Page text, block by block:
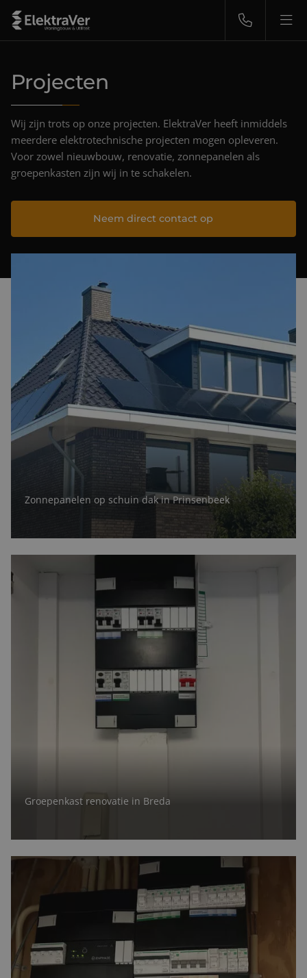
Nieuwbouw
Renovatie
Groepenkasten
Nieuws & blog
Contact
Projecten
Wij zijn trots op onze projecten. ElektraVer heeft inmiddels
meerdere elektrotechnische projecten mogen opleveren.
Voor zowel nieuwbouw, renovatie, zonnepanelen als
groepenkasten zijn wij in te schakelen.
Neem direct contact op
Zonnepanelen op schuin dak in Prinsenbeek
Groepenkast renovatie in Breda